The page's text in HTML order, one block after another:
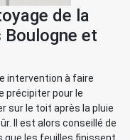
de la
Boulogne et
intervention à faire
précipiter pour le
sur le toit après la pluie
Il est alors conseillé de